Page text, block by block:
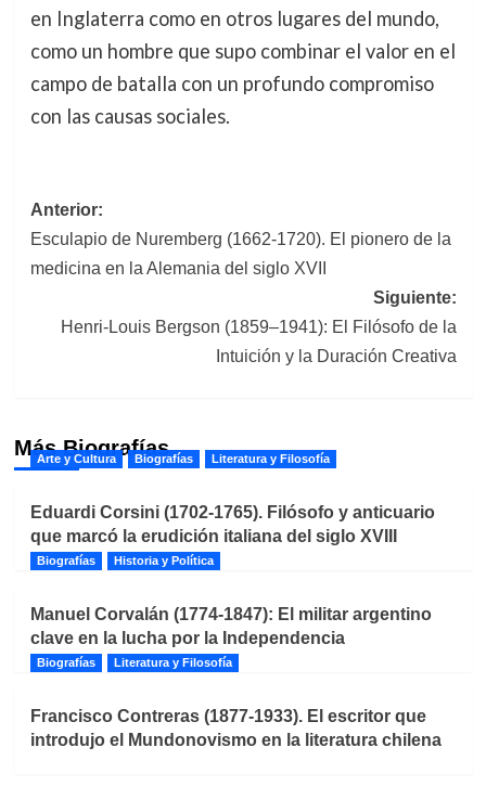
en Inglaterra como en otros lugares del mundo,
como un hombre que supo combinar el valor en el
campo de batalla con un profundo compromiso
con las causas sociales.
Navegación
de
Anterior:
Esculapio de Nuremberg (1662-1720). El pionero de la
medicina en la Alemania del siglo XVII
Siguiente:
Henri-Louis Bergson (1859–1941): El Filósofo de la
Intuición y la Duración Creativa
Más Biografías
Arte y Cultura Biografías Literatura y Filosofía
Eduardi Corsini (1702-1765). Filósofo y anticuario
que marcó la erudición italiana del siglo XVIII
Biografías Historia y Política
Manuel Corvalán (1774-1847): El militar argentino
clave en la lucha por la Independencia
Biografías Literatura y Filosofía
Francisco Contreras (1877-1933). El escritor que
introdujo el Mundonovismo en la literatura chilena